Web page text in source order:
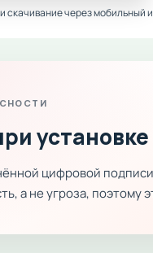
скачивание через мобильный
установке
цифровой
а не угроза, поэтому